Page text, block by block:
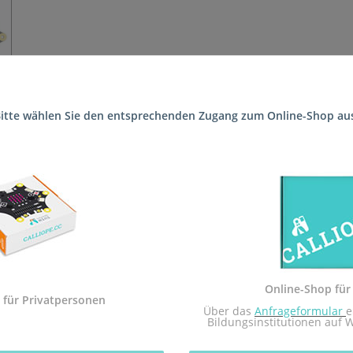
Schule (Realschule plus und Fachoberschule Konz) geliefert,
I und der Calliope mini Startbox. Das Arbeitsheft
Calliope mini umgesetzt.
I in Rheinland-Pfalz zugelassen.
mit dem Redaktionsteam inf-schule.de, insbesondere Daniel
wählen Sie den entsprechenden Zugang zum Online-Shop
für Privatpersonen
Online-Shop für
Über das Anfrageformular
Bildungsinstitutionen auf